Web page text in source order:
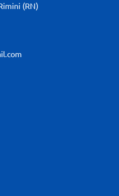
(RN)
Facebook
profilo Instagram
profilo Twitter